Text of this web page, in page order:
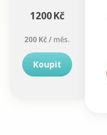
1200 Kč
200 Kč /měs.
Koupit